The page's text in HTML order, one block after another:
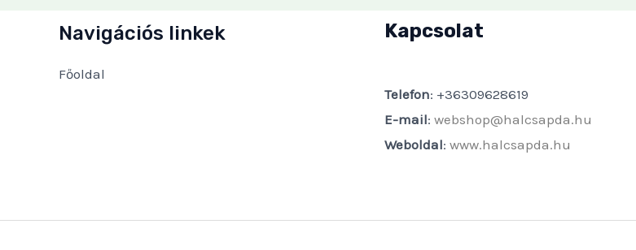
Navigációs linkek
Főoldal
Kapcsolat
Telefon: +36309628619
E-mail:webshop@halcsapda.hu
Weboldal:www.halcsapda.hu